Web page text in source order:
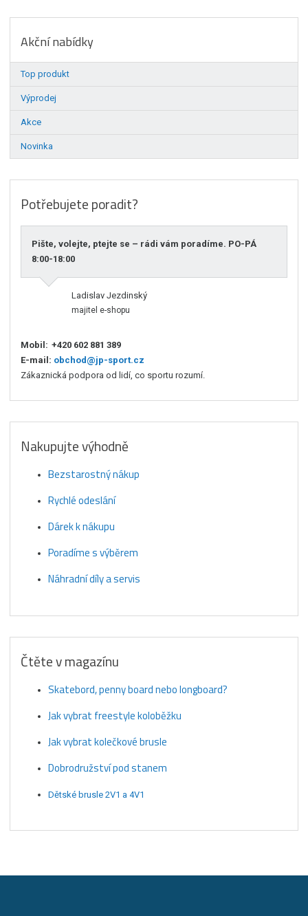
Akční nabídky
Top produkt
Výprodej
Akce
Novinka
Potřebujete poradit?
Pište, volejte, ptejte se – rádi vám poradíme. PO-PÁ
8:00-18:00
Ladislav Jezdinský
majitel e-shopu
Mobil: +420 602 881 389
E-mail: obchod@jp-sport.cz
Zákaznická podpora od lidí, co sportu rozumí.
Nakupujte výhodně
Bezstarostný nákup
Rychlé odeslání
Dárek k nákupu
Poradíme s výběrem
Náhradní díly a servis
Čtěte v magazínu
Skatebord, penny board nebo longboard?
Jak vybrat freestyle koloběžku
Jak vybrat kolečkové brusle
Dobrodružství pod stanem
Dětské brusle 2V1 a 4V1